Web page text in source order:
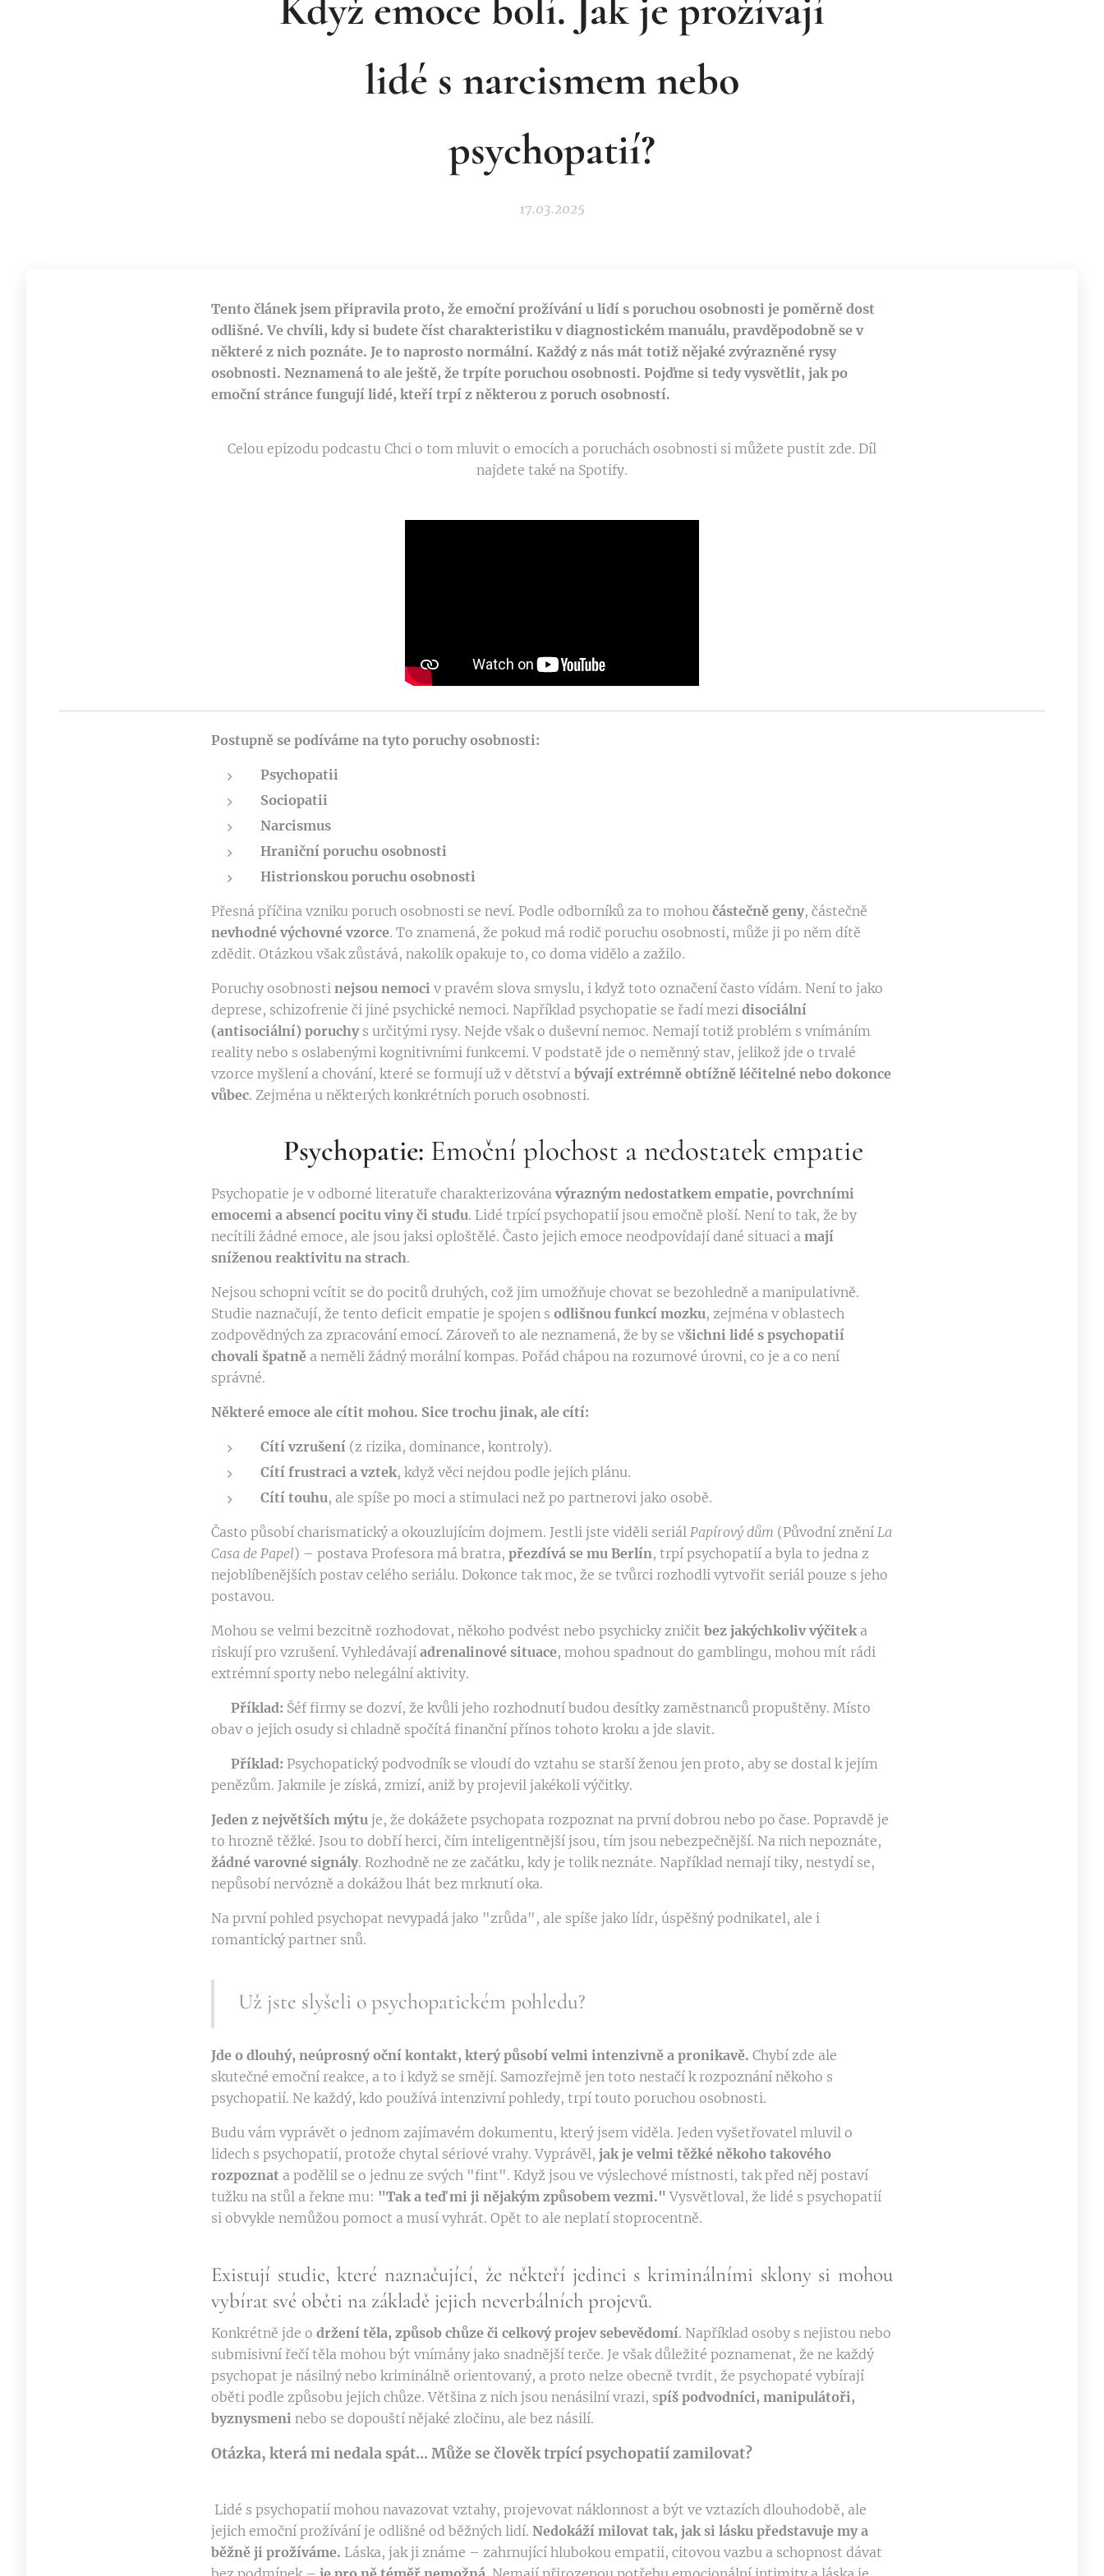
Když emoce bolí. Jak je prožívají
lidé s narcismem nebo
psychopatií?
17.03.2025
Tento článek jsem připravila proto, že emoční prožívání u lidí s poruchou osobnosti je poměrně dost
odlišné. Ve chvíli, kdy si budete číst charakteristiku v diagnostickém manuálu, pravděpodobně se v
některé z nich poznáte. Je to naprosto normální. Každý z nás mát totiž nějaké zvýrazněné rysy
osobnosti. Neznamená to ale ještě, že trpíte poruchou osobnosti. Pojďme si tedy vysvětlit, jak po
emoční stránce fungují lidé, kteří trpí z některou z poruch osobností.
Celou epizodu podcastu Chci o tom mluvit o emocích a poruchách osobnosti si můžete pustit zde. Díl
najdete také na Spotify.
Postupně se podíváme na tyto poruchy osobnosti:
Psychopatii
Sociopatii
Narcismus
Hraniční poruchu osobnosti
Histrionskou poruchu osobnosti
Přesná příčina vzniku poruch osobnosti se neví. Podle odborníků za to mohou částečně geny, částečně
nevhodné výchovné vzorce. To znamená, že pokud má rodič poruchu osobnosti, může ji po něm dítě
zdědit. Otázkou však zůstává, nakolik opakuje to, co doma vidělo a zažilo.
Poruchy osobnosti nejsou nemoci v pravém slova smyslu, i když toto označení často vídám. Není to jako
deprese, schizofrenie či jiné psychické nemoci. Například psychopatie se řadí mezi disociální
(antisociální) poruchy s určitými rysy. Nejde však o duševní nemoc. Nemají totiž problém s vnímáním
reality nebo s oslabenými kognitivními funkcemi. V podstatě jde o neměnný stav, jelikož jde o trvalé
vzorce myšlení a chování, které se formují už v dětství a bývají extrémně obtížně léčitelné nebo dokonce
vůbec. Zejména u některých konkrétních poruch osobnosti.
Psychopatie: Emoční plochost a nedostatek empatie
Psychopatie je v odborné literatuře charakterizována výrazným nedostatkem empatie, povrchními
emocemi a absencí pocitu viny či studu. Lidé trpící psychopatií jsou emočně ploší. Není to tak, že by
necítili žádné emoce, ale jsou jaksi oploštělé. Často jejich emoce neodpovídají dané situaci a mají
sníženou reaktivitu na strach.
Nejsou schopni vcítit se do pocitů druhých, což jim umožňuje chovat se bezohledně a manipulativně.
Studie naznačují, že tento deficit empatie je spojen s odlišnou funkcí mozku, zejména v oblastech
zodpovědných za zpracování emocí. Zároveň to ale neznamená, že by se všichni lidé s psychopatií
chovali špatně a neměli žádný morální kompas. Pořád chápou na rozumové úrovni, co je a co není
správné.
Některé emoce ale cítit mohou. Sice trochu jinak, ale cítí:
Cítí vzrušení (z rizika, dominance, kontroly).
Cítí frustraci a vztek, když věci nejdou podle jejich plánu.
Cítí touhu, ale spíše po moci a stimulaci než po partnerovi jako osobě.
Často působí charismatický a okouzlujícím dojmem. Jestli jste viděli seriál Papírový dům (Původní znění La
Casa de Papel) – postava Profesora má bratra, přezdívá se mu Berlín, trpí psychopatií a byla to jedna z
nejoblíbenějších postav celého seriálu. Dokonce tak moc, že se tvůrci rozhodli vytvořit seriál pouze s jeho
postavou.
Mohou se velmi bezcitně rozhodovat, někoho podvést nebo psychicky zničit bez jakýchkoliv výčiteka
riskují pro vzrušení. Vyhledávají adrenalinové situace, mohou spadnout do gamblingu, mohou mít rádi
extrémní sporty nebo nelegální aktivity.
Příklad: Šéf firmy se dozví, že kvůli jeho rozhodnutí budou desítky zaměstnanců propuštěny. Místo
obav o jejich osudy si chladně spočítá finanční přínos tohoto kroku a jde slavit.
Příklad: Psychopatický podvodník se vloudí do vztahu se starší ženou jen proto, aby se dostal k jejím
penězům. Jakmile je získá, zmizí, aniž by projevil jakékoli výčitky.
Jeden z největších mýtu je, že dokážete psychopata rozpoznat na první dobrou nebo po čase. Popravdě je
to hrozně těžké. Jsou to dobří herci, čím inteligentnější jsou, tím jsou nebezpečnější. Na nich nepoznáte,
žádné varovné signály. Rozhodně ne ze začátku, kdy je tolik neznáte. Například nemají tiky, nestydí se,
nepůsobí nervózně a dokážou lhát bez mrknutí oka.
Na první pohled psychopat nevypadá jako "zrůda", ale spíše jako lídr, úspěšný podnikatel, ale i
romantický partner snů.
Už jste slyšeli o psychopatickém pohledu?
Jde o dlouhý, neúprosný oční kontakt, který působí velmi intenzivně a pronikavě. Chybí zde ale
skutečné emoční reakce, a to i když se smějí. Samozřejmě jen toto nestačí k rozpoznání někoho s
psychopatií. Ne každý, kdo používá intenzivní pohledy, trpí touto poruchou osobnosti.
Budu vám vyprávět o jednom zajímavém dokumentu, který jsem viděla. Jeden vyšetřovatel mluvil o
lidech s psychopatií, protože chytal sériové vrahy. Vyprávěl, jak je velmi těžké někoho takového
rozpoznat a podělil se o jednu ze svých "fint". Když jsou ve výslechové místnosti, tak před něj postaví
tužku na stůl a řekne mu: "Tak a teď mi ji nějakým způsobem vezmi." Vysvětloval, že lidé s psychopatií
si obvykle nemůžou pomoct a musí vyhrát. Opět to ale neplatí stoprocentně.
Existují studie, které naznačující, že někteří jedinci s kriminálními sklony si mohou
vybírat své oběti na základě jejich neverbálních projevů.
Konkrétně jde o držení těla, způsob chůze či celkový projev sebevědomí. Například osoby s nejistou nebo
submisivní řečí těla mohou být vnímány jako snadnější terče. Je však důležité poznamenat, že ne každý
psychopat je násilný nebo kriminálně orientovaný, a proto nelze obecně tvrdit, že psychopaté vybírají
oběti podle způsobu jejich chůze.​ Většina z nich jsou nenásilní vrazi, spíš podvodníci, manipulátoři,
byznysmeni nebo se dopouští nějaké zločinu, ale bez násilí.
Otázka, která mi nedala spát... Může se člověk trpící psychopatií zamilovat?
Lidé s psychopatií mohou navazovat vztahy, projevovat náklonnost a být ve vztazích dlouhodobě, ale
jejich emoční prožívání je odlišné od běžných lidí. Nedokáží milovat tak, jak si lásku představuje my a
běžně ji prožíváme. Láska, jak ji známe – zahrnující hlubokou empatii, citovou vazbu a schopnost dávat